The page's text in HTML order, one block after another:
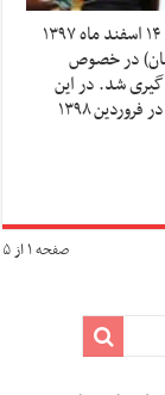
به گزارش کسب و کار نیوز، در نشست امروز (سه‌شنبه) ۱۴ اسفند ماه ۱۳۹۷
در خصوص
گیری شد. در این
نشست حضور در جام جهانی کوچک به میزبانی ایتالیا در فروردین ۱۳۹۸
صفحه ۱ از ۵